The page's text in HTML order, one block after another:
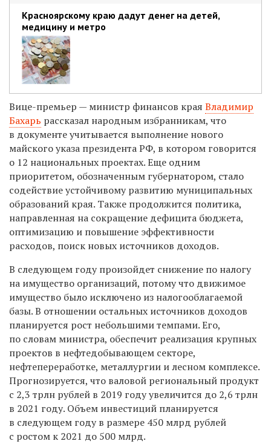
Красноярскому краю дадут денег на детей,
медицину и метро
Вице-премьер — министр финансов края Владимир
Бахарь рассказал народным избранникам, что
в документе учитывается выполнение нового
майского указа президента РФ, в котором говорится
о 12 национальных проектах. Еще одним
приоритетом, обозначенным губернатором, стало
содействие устойчивому развитию муниципальных
образований края. Также продолжится политика,
направленная на сокращение дефицита бюджета,
оптимизацию и повышение эффективности
расходов, поиск новых источников доходов.
В следующем году произойдет снижение по налогу
на имущество организаций, потому что движимое
имущество было исключено из налогооблагаемой
базы. В отношении остальных источников доходов
планируется рост небольшими темпами. Его,
по словам министра, обеспечит реализация крупных
проектов в нефтедобывающем секторе,
нефтепереработке, металлургии и лесном комплексе.
Прогнозируется, что валовой региональный продукт
с 2,3 трлн рублей в 2019 году увеличится до 2,6 трлн
в 2021 году. Объем инвестиций планируется
в следующем году в размере 450 млрд рублей
с ростом к 2021 до 500 млрд.